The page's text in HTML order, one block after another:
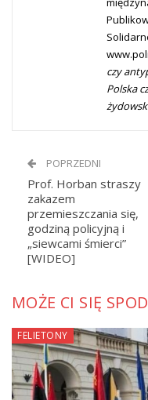
czy
Polska
POPRZEDNI
Prof. Horban straszy
zakazem
przemieszczania się,
godziną policyjną i
„siewcami śmierci”
[WIDEO]
MOŻE CI SIĘ
FELIETONY